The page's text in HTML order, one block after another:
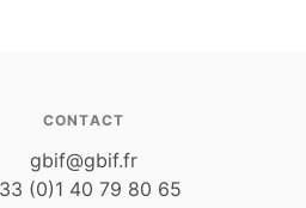
CONTACT
gbif@gbif.fr
(0)1 40 79 80 65